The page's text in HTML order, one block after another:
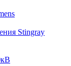
Stingray